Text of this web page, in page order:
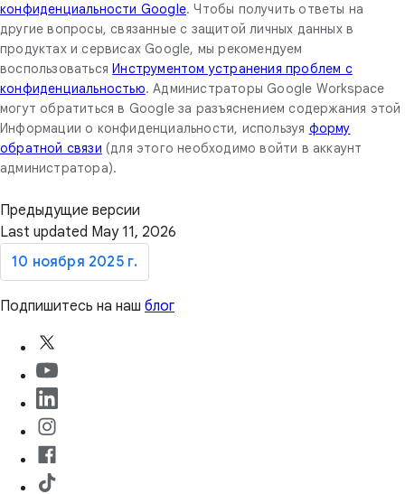
конфиденциальности Google. Чтобы получить ответы на
другие вопросы, связанные с защитой личных данных в
продуктах и сервисах Google, мы рекомендуем
воспользоватьсяИнструментом устранения проблем с
конфиденциальностью. Администраторы Google Workspace
могут обратиться в Google за разъяснением содержания этой
Информации о конфиденциальности, используя форму
обратной связи (для этого необходимо войти в аккаунт
администратора).
Предыдущие версии
Last updated May 11, 2026
10 ноября 2025 г.
Подпишитесь на наш блог